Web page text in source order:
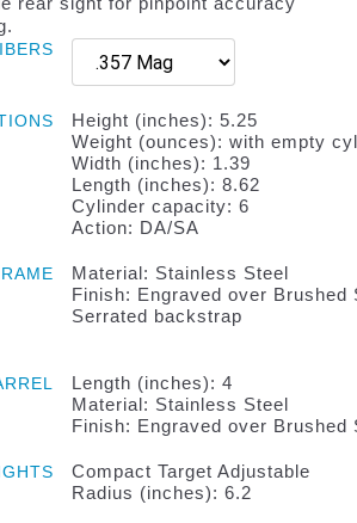
Height (inches): 5.25
Weight (ounces): with empty
Width (inches): 1.39
Length (inches): 8.62
Cylinder capacity: 6
Action: DA/SA
Material: Stainless Steel
Finish: Engraved over Brushed
Serrated backstrap
Length (inches): 4
Material: Stainless Steel
Finish: Engraved over Brushed
Compact Target Adjustable
Radius (inches): 6.2